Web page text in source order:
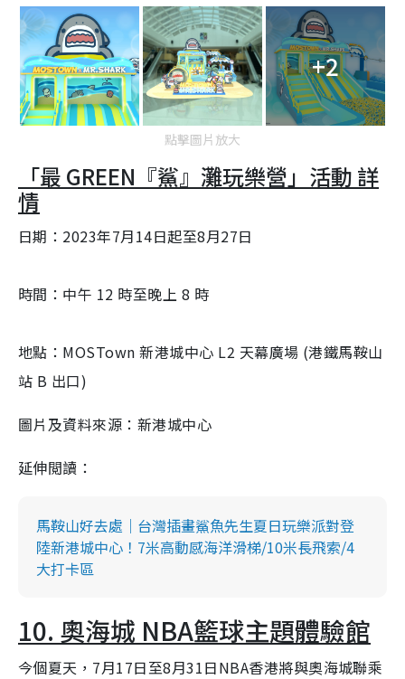
+2
點擊圖片放大
「最 GREEN『鯊』灘玩樂營」活動 詳
情
日期：2023年7月14日起至8月27日
時間：中午 12 時至晚上 8 時
地點：MOSTown 新港城中心 L2 天幕廣場 (港鐵馬鞍山
站 B 出口)
圖片及資料來源：新港城中心
延伸閲讀：
馬鞍山好去處｜台灣插畫鯊魚先生夏日玩樂派對登
陸新港城中心！7米高動感海洋滑梯/10米長飛索/4
大打卡區
10. 奧海城 NBA籃球主題體驗館
今個夏天，7月17日至8月31日NBA香港將與奧海城聯乘